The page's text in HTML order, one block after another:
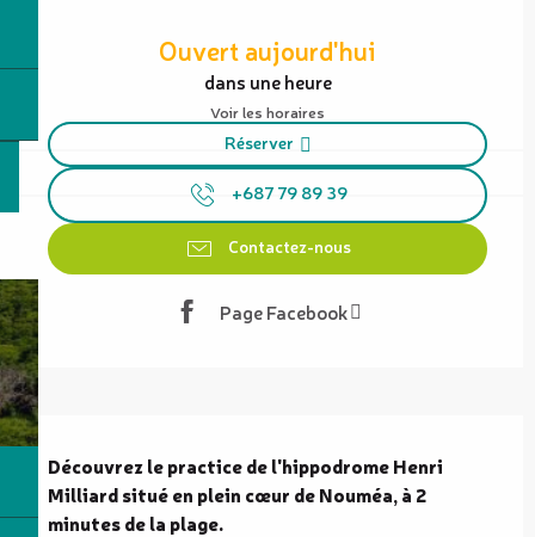
Ouvert aujourd'hui
dans une heure
Voir les horaires
Réserver
+687 79 89 39
Contactez-nous
Page Facebook
Description
Découvrez le practice de l'hippodrome Henri
Milliard situé en plein cœur de Nouméa, à 2
minutes de la plage.